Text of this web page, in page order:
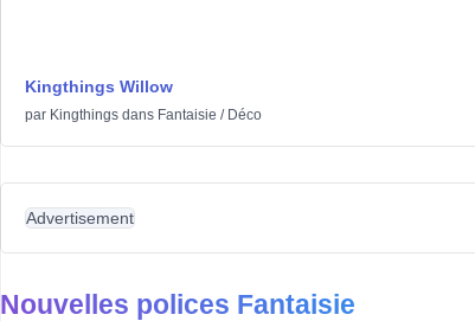
Kingthings Willow
par Kingthings dans Fantaisie / Déco
Advertisement
Nouvelles polices Fantaisie